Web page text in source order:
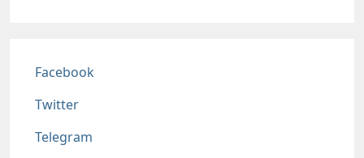
Соц сети
Facebook
Twitter
Telegram